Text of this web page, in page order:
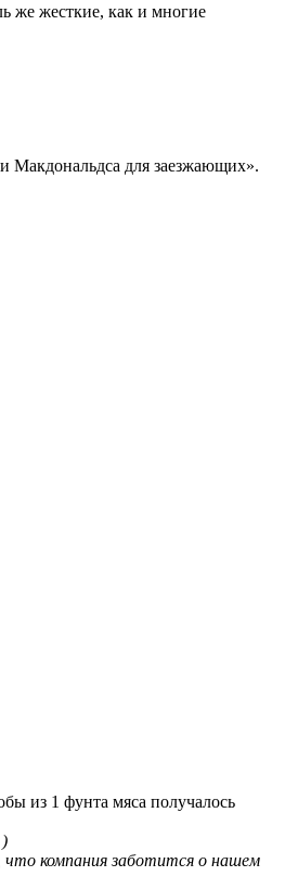
же жесткие, как и многие
Макдональдса для заезжающих».
из 1 фунта мяса получалось
компания заботится о нашем